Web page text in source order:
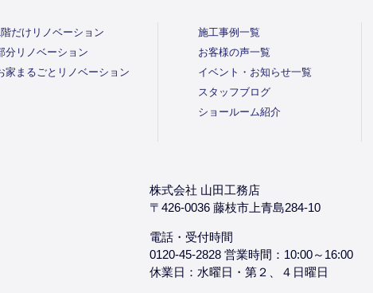
だけリノベーション
分リノベーション
家まるごとリノベーション
施工事例一覧
お客様の声一覧
イベント・お知らせ一覧
スタッフブログ
ショールーム紹介
株式会社 山田工務店
〒426-0036 藤枝市上青島284-10
電話・受付時間
0120-45-2828 営業時間：10:00～16:00
休業日：水曜日・第２、４日曜日